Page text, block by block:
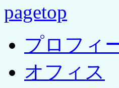
pagetop
プロフィ
オフィス